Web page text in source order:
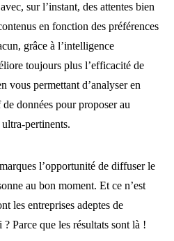
sur l’instant, des attentes bien
en fonction des préférences
grâce à l’intelligence
toujours plus l’efficacité de
vous permettant d’analyser en
données pour proposer au
pertinents.
l’opportunité de diffuser le
au bon moment. Et ce n’est
les entreprises adeptes de
Parce que les résultats sont là !